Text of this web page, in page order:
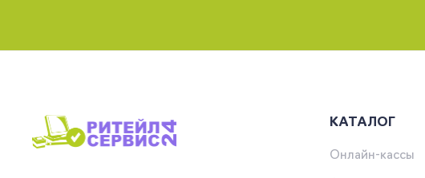
КАТАЛОГ
Онлайн-кассы